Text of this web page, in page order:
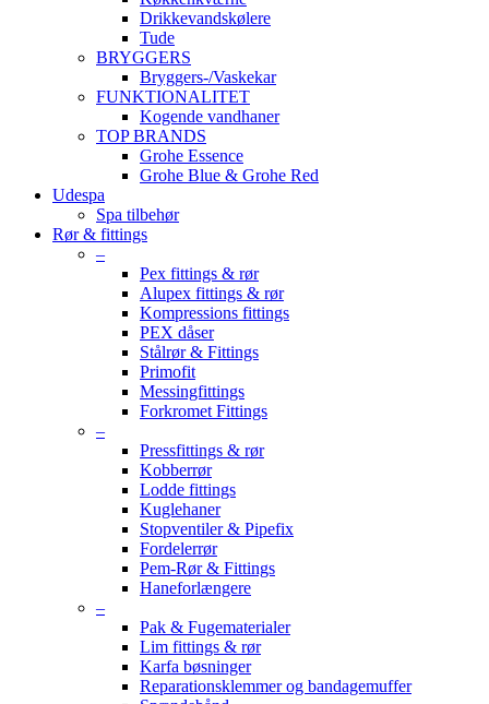
Drikkevandskølere
Tude
BRYGGERS
Bryggers-/Vaskekar
FUNKTIONALITET
Kogende vandhaner
TOP BRANDS
Grohe Essence
Grohe Blue & Grohe Red
Udespa
Spa tilbehør
Rør & fittings
–
Pex fittings & rør
Alupex fittings & rør
Kompressions fittings
PEX dåser
Stålrør & Fittings
Primofit
Messingfittings
Forkromet Fittings
–
Pressfittings & rør
Kobberrør
Lodde fittings
Kuglehaner
Stopventiler & Pipefix
Fordelerrør
Pem-Rør & Fittings
Haneforlængere
–
Pak & Fugematerialer
Lim fittings & rør
Karfa bøsninger
Reparationsklemmer og bandagemuffer